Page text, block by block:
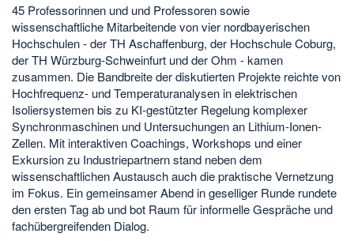
45 Professorinnen und und Professoren sowie
wissenschaftliche Mitarbeitende von vier nordbayerischen
Hochschulen - der TH Aschaffenburg, der Hochschule Coburg,
der TH Würzburg-Schweinfurt und der Ohm - kamen
zusammen. Die Bandbreite der diskutierten Projekte reichte von
Hochfrequenz- und Temperaturanalysen in elektrischen
Isoliersystemen bis zu KI-gestützter Regelung komplexer
Synchronmaschinen und Untersuchungen an Lithium-Ionen-
Zellen. Mit interaktiven Coachings, Workshops und einer
Exkursion zu Industriepartnern stand neben dem
wissenschaftlichen Austausch auch die praktische Vernetzung
im Fokus. Ein gemeinsamer Abend in geselliger Runde rundete
den ersten Tag ab und bot Raum für informelle Gespräche und
fachübergreifenden Dialog.